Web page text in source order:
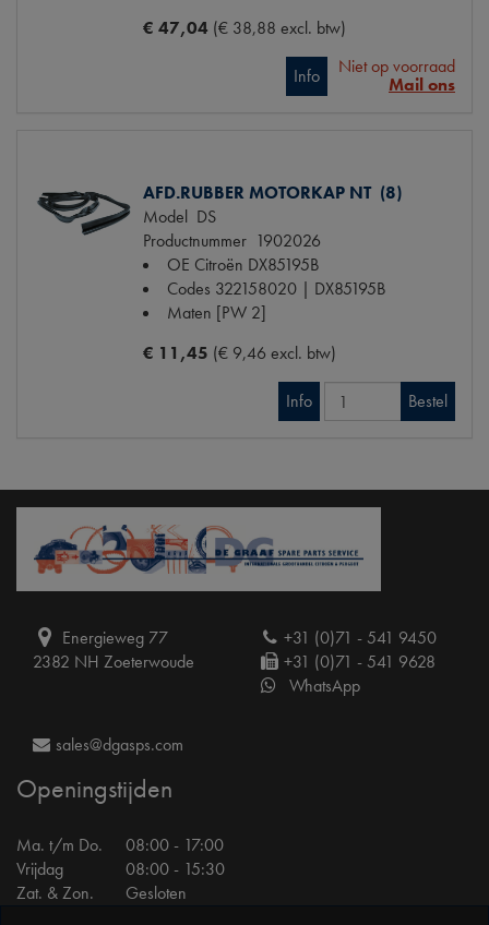
€ 47,04 (€ 38,88 excl. btw)
Info
Niet op voorraad
Mail ons
AFD.RUBBER MOTORKAP NT (8)
Model DS
Productnummer 1902026
OE Citroën DX85195B
Codes 322158020 | DX85195B
Maten [PW 2]
€ 11,45 (€ 9,46 excl. btw)
Info Bestel
Energieweg 77
2382 NH Zoeterwoude
+31 (0)71 - 541 9450
+31 (0)71 - 541 9628
WhatsApp
sales@dgasps.com
Openingstijden
Ma. t/m Do.
08:00 - 17:00
Vrijdag
08:00 - 15:30
Zat. & Zon.
Gesloten